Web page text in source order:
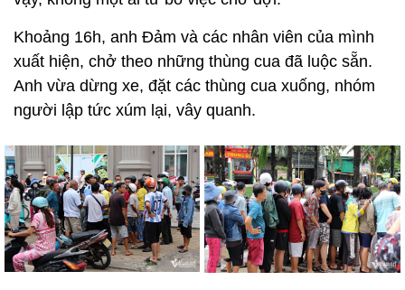
Khoảng 16h, anh Đảm và các nhân viên của mình
xuất hiện, chở theo những thùng cua đã luộc sẵn.
Anh vừa dừng xe, đặt các thùng cua xuống, nhóm
người lập tức xúm lại, vây quanh.